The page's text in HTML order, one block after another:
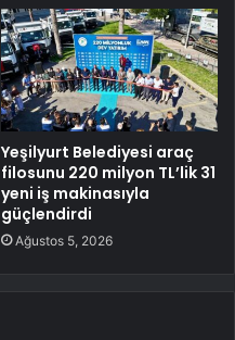
Yeşilyurt Belediyesi araç
filosunu 220 milyon TL’lik 31
yeni iş makinasıyla
güçlendirdi
Ağustos 5, 2026